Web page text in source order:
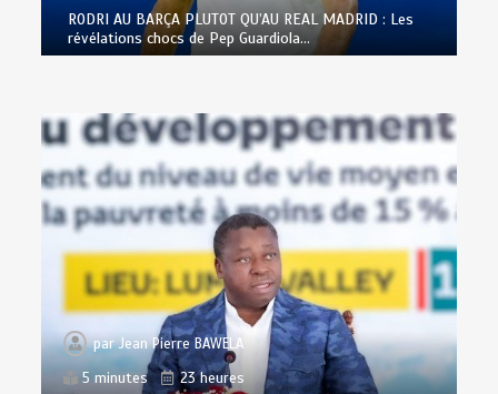
RODRI AU BARÇA PLUTOT QU’AU REAL MADRID : Les
révélations chocs de Pep Guardiola…
parJean Pierre BAWELA
5 minutes
23 heures